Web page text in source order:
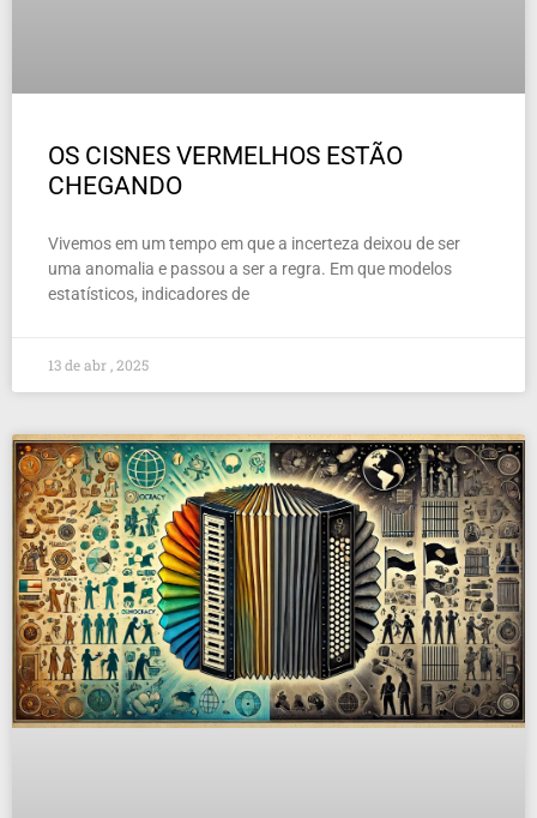
OS CISNES VERMELHOS ESTÃO
CHEGANDO
Vivemos em um tempo em que a incerteza deixou de ser
uma anomalia e passou a ser a regra. Em que modelos
estatísticos, indicadores de
13 de abr , 2025